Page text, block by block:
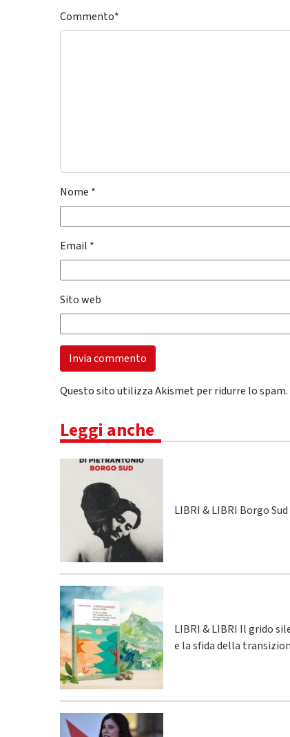
Commento*
Nome *
Email *
Sito web
Questo sito utilizza Akismet per ridurre lo spam.
Leggi anche
LIBRI & LIBRI Borgo
LIBRI & LIBRI Il grido
e la sfida della